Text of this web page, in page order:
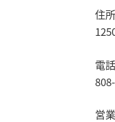
住
電
営